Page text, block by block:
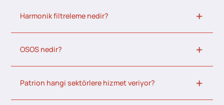
Harmonik filtreleme nedir?
OSOS nedir?
Patrion hangi sektörlere hizmet veriyor?